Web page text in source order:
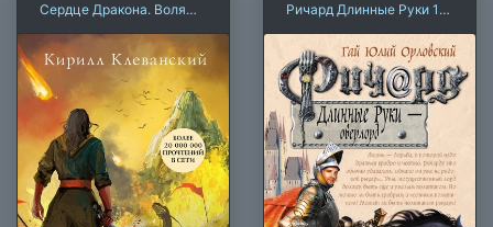
Сердце Дракона. Воля
Ричард Длинные Руки 14